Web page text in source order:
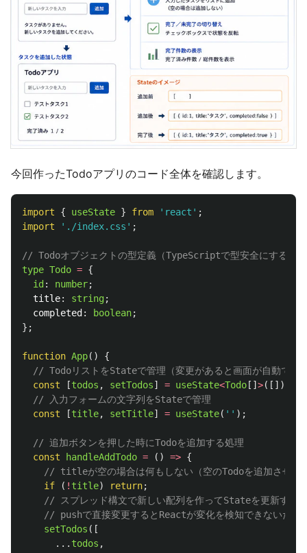
今回作ったTodoアプリのコード全体を確認します。
import { useState } from ' react ' ;
import
' ./index.css ' ;
// Todoオブジェクトの型定義（TypeScriptで型安全にするた
type Todo = {
id : number;
title: string;
completed : boolean;
};
function App()
{
// TodoリストをStateで管理（変更があると画面が自動で再
const
[todos , setTodos] = useState<Todo [] >([]);
// 入力フォームの文字列をStateで管理
const
[title, setTitle] = useState( '' );
// 追加ボタンを押した時にTodoを追加する処理
const
handleAddTodo = () => {
// titleが空の場合は何もしない（空のTodoを追加させな
if
( ! title) return;
// スプレッド構文で新しい配列を作ってStateを更新する
// pushで直接変更するとReactが変化を検知できないため
setTodos ([
... todos ,